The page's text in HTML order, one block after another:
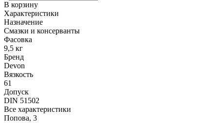
В корзину
Характеристики
Назначение
Смазки и консерванты
Фасовка
9,5 кг
Бренд
Devon
Вязкость
61
Допуск
DIN 51502
Все характеристики
Попова, 3